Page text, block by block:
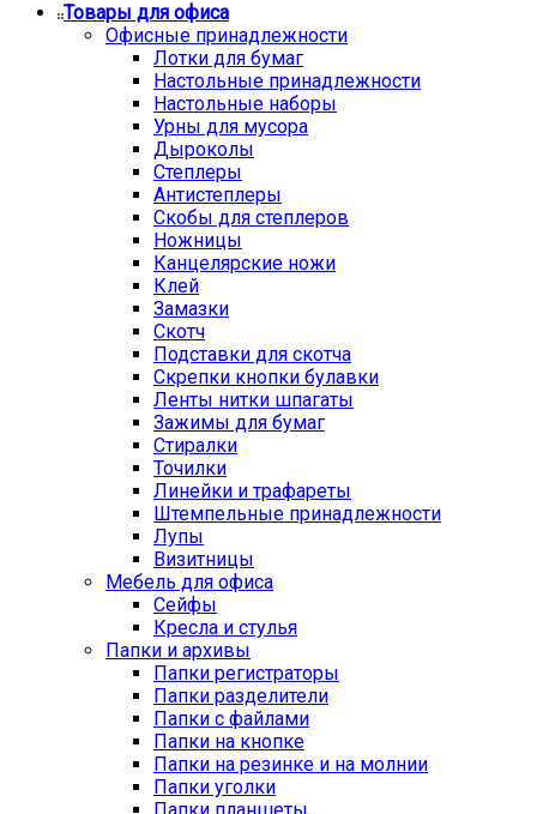
Товары для офиса
Офисные принадлежности
Лотки для бумаг
Настольные принадлежности
Настольные наборы
Урны для мусора
Дыроколы
Степлеры
Антистеплеры
Скобы для степлеров
Ножницы
Канцелярские ножи
Клей
Замазки
Скотч
Подставки для скотча
Скрепки кнопки булавки
Ленты нитки шпагаты
Зажимы для бумаг
Стиралки
Точилки
Линейки и трафареты
Штемпельные принадлежности
Лупы
Визитницы
Мебель для офиса
Сейфы
Кресла и стулья
Папки и архивы
Папки регистраторы
Папки разделители
Папки с файлами
Папки на кнопке
Папки на резинке и на молнии
Папки уголки